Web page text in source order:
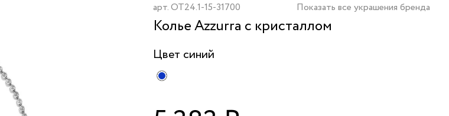
арт.OT24.1-15-31700 Показать все украшения бренда
Колье Azzurra с кристаллом
Цвет синий